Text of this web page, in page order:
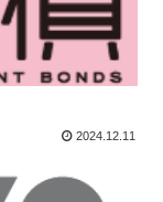
2024.12.11